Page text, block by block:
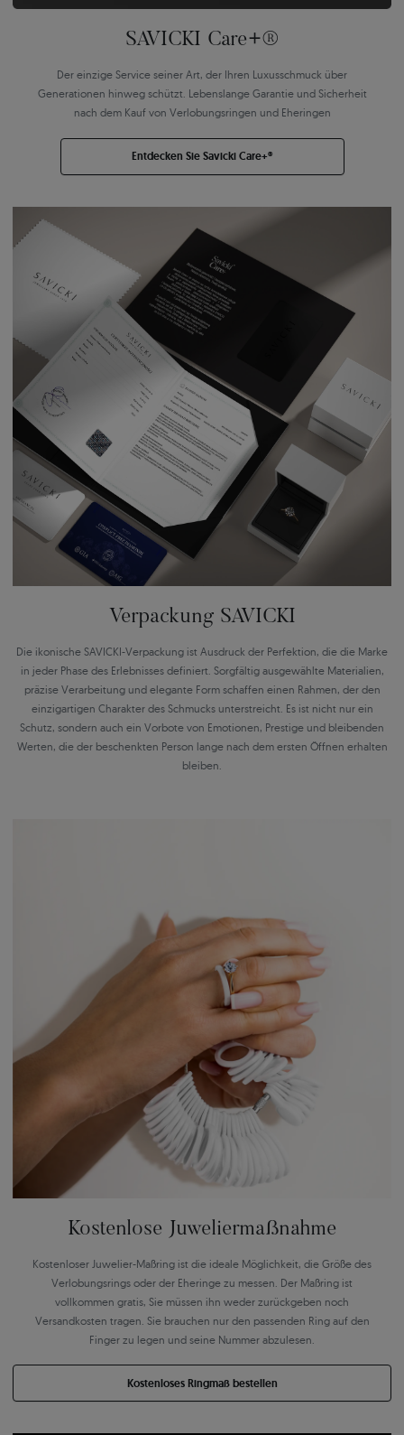
SAVICKI Care+®
Der einzige Service seiner Art, der Ihren Luxusschmuck über
Generationen hinweg schützt. Lebenslange Garantie und Sicherheit
nach dem Kauf von Verlobungsringen und Eheringen
Entdecken Sie Savicki Care+®
Verpackung SAVICKI
Die ikonische SAVICKI-Verpackung ist Ausdruck der Perfektion, die die Marke
in jeder Phase des Erlebnisses definiert. Sorgfältig ausgewählte Materialien,
präzise Verarbeitung und elegante Form schaffen einen Rahmen, der den
einzigartigen Charakter des Schmucks unterstreicht. Es ist nicht nur ein
Schutz, sondern auch ein Vorbote von Emotionen, Prestige und bleibenden
Werten, die der beschenkten Person lange nach dem ersten Öffnen erhalten
bleiben.
Kostenlose Juweliermaßnahme
Kostenloser Juwelier-Maßring ist die ideale Möglichkeit, die Größe des
Verlobungsrings oder der Eheringe zu messen. Der Maßring ist
vollkommen gratis, Sie müssen ihn weder zurückgeben noch
Versandkosten tragen. Sie brauchen nur den passenden Ring auf den
Finger zu legen und seine Nummer abzulesen.
Kostenloses Ringmaß bestellen